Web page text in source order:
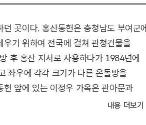
곳이다. 홍산동헌은 충청남도 부여군에
기 위하여 전국에 걸쳐 관청건물을
후 홍산 지서로 사용하다가 1984년에
좌우에 각각 크기가 다른 온돌방을
앞에 있는 이정우 가옥은 관아문과
내용 더보기